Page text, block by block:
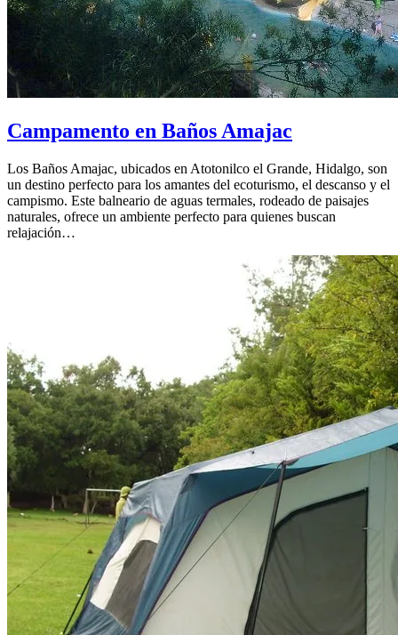
Campamento en Baños Amajac
Los Baños Amajac, ubicados en Atotonilco el Grande, Hidalgo, son
un destino perfecto para los amantes del ecoturismo, el descanso y el
campismo. Este balneario de aguas termales, rodeado de paisajes
naturales, ofrece un ambiente perfecto para quienes buscan
relajación…